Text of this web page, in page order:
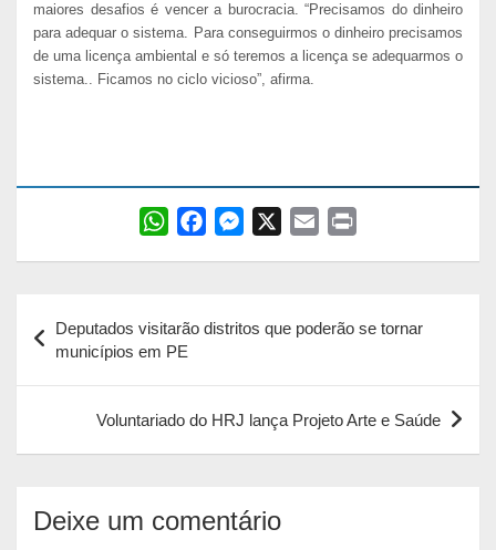
maiores desafios é vencer a burocracia. “Precisamos do dinheiro
para adequar o sistema. Para conseguirmos o dinheiro precisamos
de uma licença ambiental e só teremos a licença se adequarmos o
sistema.. Ficamos no ciclo vicioso”, afirma.
W
s
p
b
k
e
e
r
l
t
de
Post
Deputados visitarão distritos que poderão se tornar
municípios em PE
Voluntariado do HRJ lança Projeto Arte e Saúde
Deixe um comentário